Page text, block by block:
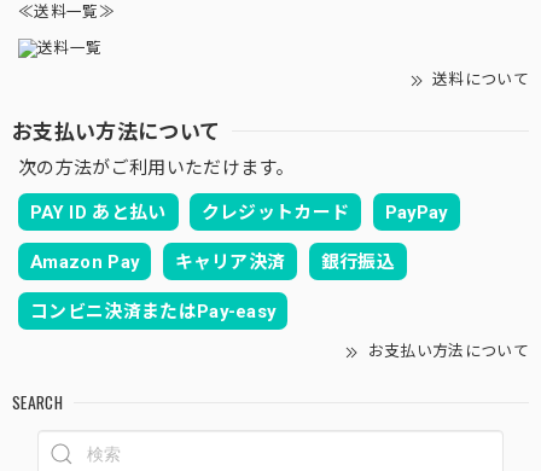
≪送料一覧≫
送料について
お支払い方法について
次の方法がご利用いただけます。
PAY ID あと払い クレジットカード PayPay
Amazon Pay キャリア決済 銀行振込
コンビニ決済またはPay-easy
お支払い方法について
SEARCH